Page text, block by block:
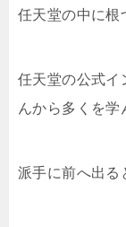
任天堂の中に根
任天堂の公式イ
んから多くを学
派手に前へ出る